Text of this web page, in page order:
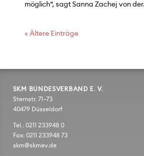
möglich“, sagt Sanna Zachej von
« Ältere Einträge
SKM BUNDESVERBAND E. V.
Sternstr. 71–73
40479 Düsseldorf
Tel.: 0211 233948 0
Fax: 0211 233948 73
skm@skmev.de